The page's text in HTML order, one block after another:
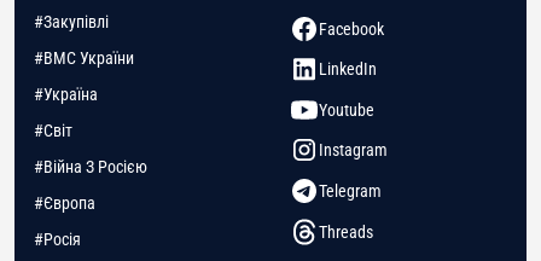
#Закупівлі
#ВМС України
#Україна
#Світ
#Війна З Росією
#Європа
#Росія
Facebook
LinkedIn
Youtube
Instagram
Telegram
Threads